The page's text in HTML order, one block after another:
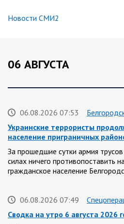
Новости СМИ2
06 АВГУСТА
06.08.2026 07:53
Украинские террористы
население приграничных
За прошедшие сутки армия
силах ничего противопоставить
гражданское население
06.08.2026 07:49
Сводка на утро 6 августа 2026